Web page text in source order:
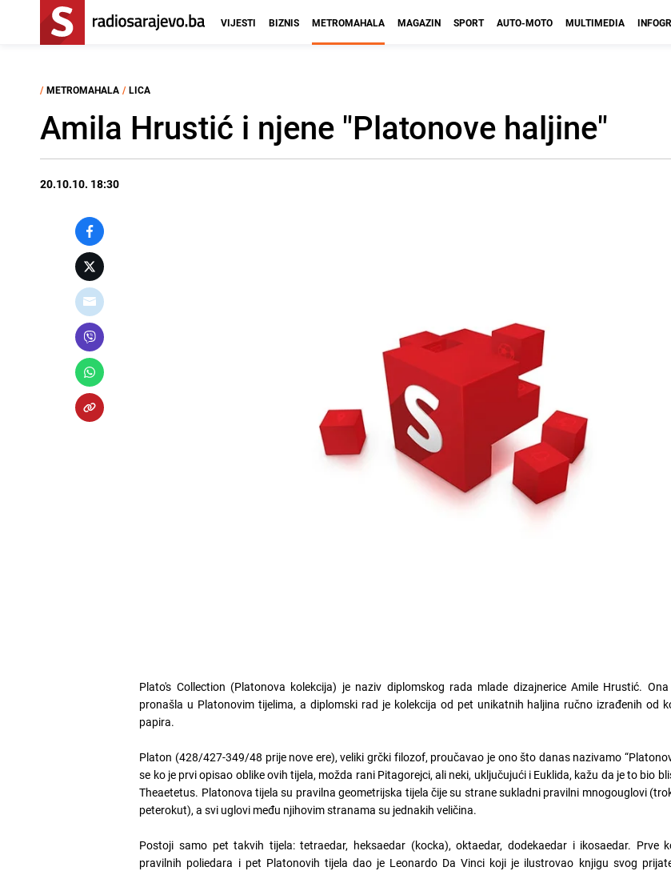
VIJESTI BIZNIS METROMAHALA MAGAZIN SPORT AUTO-MOTO MULTIMEDIA
/ METROMAHALA / LICA
Amila Hrustić i njene "Platonove haljine"
20.10.10. 18:30
Plato's Collection (Platonova kolekcija) je naziv diplomskog rada mlade dizajnerice Amile Hrustić.
pronašla u Platonovim tijelima, a diplomski rad je kolekcija od pet unikatnih haljina ručno izrađenih od
papira.
Platon (428/427-349/48 prije nove ere), veliki grčki filozof, proučavao je ono što danas nazivamo
se ko je prvi opisao oblike ovih tijela, možda rani Pitagorejci, ali neki, uključujući i Euklida, kažu da je to bio
Theaetetus. Platonova tijela su pravilna geometrijska tijela čije su strane sukladni pravilni mnogouglovi
peterokut), a svi uglovi među njihovim stranama su jednakih veličina.
Postoji samo pet takvih tijela: tetraedar, heksaedar (kocka), oktaedar, dodekaedar i ikosaedar. Prve
pravilnih poliedara i pet Platonovih tijela dao je Leonardo Da Vinci koji je ilustrovao knjigu svog